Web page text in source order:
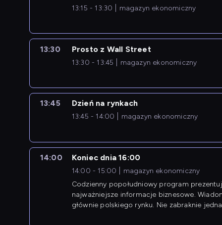
13:15 - 13:30 magazyn ekonomiczny
13:30 Prosto z Wall Street
13:30 - 13:45 magazyn ekonomiczny
13:45 Dzień na rynkach
13:45 - 14:00 magazyn ekonomiczny
14:00 Koniec dnia 16:00
14:00 - 15:00
magazyn ekonomiczny
Codzienny popołudniowy program
najważniejsze informacje biznesowe.
głównie polskiego rynku. Nie zabraknie